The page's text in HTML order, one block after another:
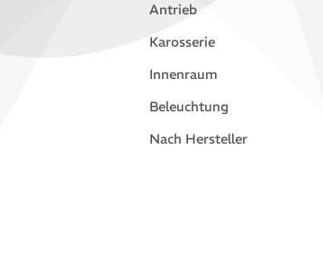
Antrieb
Karosserie
Innenraum
Beleuchtung
Nach Hersteller